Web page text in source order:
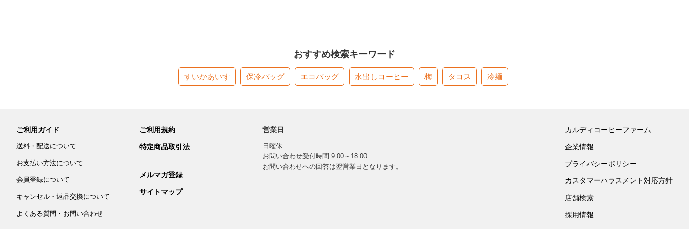
おすすめ検索キーワード
すいかあいす 保冷バッグ エコバッグ 水出しコーヒー 梅 タコス 冷麺
ご利用ガイド
送料・配送について
お支払い方法について
会員登録について
キャンセル・返品交換について
よくある質問・お問い合わせ
ご利用規約
特定商品取引法
メルマガ登録
サイトマップ
営業日
日曜休
お問い合わせ受付時間 9:00～18:00
お問い合わせへの回答は翌営業日となります。
カルディコーヒーファーム
企業情報
プライバシーポリシー
カスタマーハラスメント対応方針
店舗検索
採用情報